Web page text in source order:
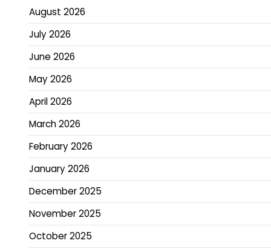
August 2026
July 2026
June 2026
May 2026
April 2026
March 2026
February 2026
January 2026
December 2025
November 2025
October 2025